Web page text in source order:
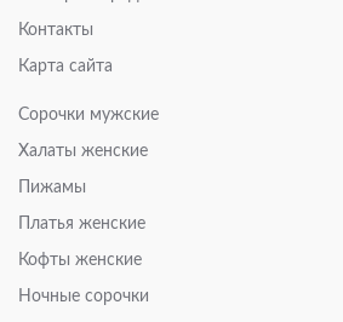
Контакты
Карта сайта
Сорочки мужские
Халаты женские
Пижамы
Платья женские
Кофты женские
Ночные сорочки